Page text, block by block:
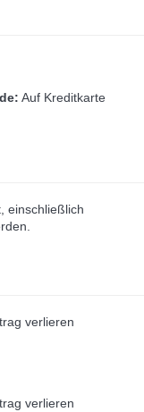
Auf Kreditkarte
einschließlich
verlieren
verlieren